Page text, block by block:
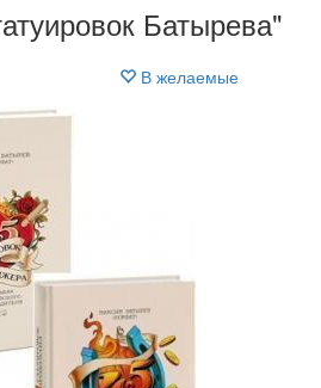
Батырева"
В желаемые